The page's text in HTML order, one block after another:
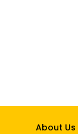
About Us